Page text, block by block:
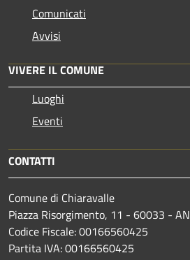
Comunicati
Avvisi
VIVERE IL COMUNE
Luoghi
Eventi
CONTATTI
Comune di Chiaravalle
Piazza Risorgimento, 11 - 60033 - AN
Codice Fiscale: 00166560425
Partita IVA: 00166560425